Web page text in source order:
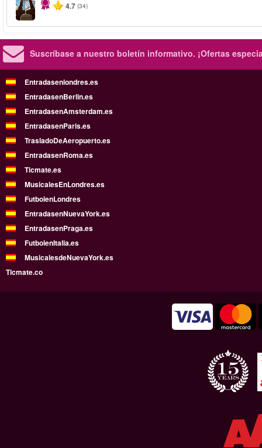
4.7 (34)
Suscríbase a nuestro boletín informativo. ¡Ofertas
Entradasenlondres.es
EntradasenBerlin.es
EntradasenAmsterdam.es
EntradasenParis.es
TrasladoDeAeropuerto.es
EntradasenRoma.es
Ticmate.es
MusicalesEnLondres.es
FutbolenLondres
EntradasenNuevaYork.es
EntradasenPraga.es
FutbolenItalia.es
MusicalesdeNuevaYork.es
Ticmate.co